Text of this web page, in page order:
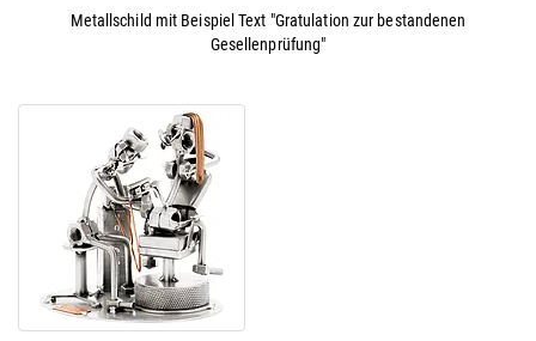
Metallschild mit Beispiel Text "Gratulation zur bestandenen
Gesellenprüfung"